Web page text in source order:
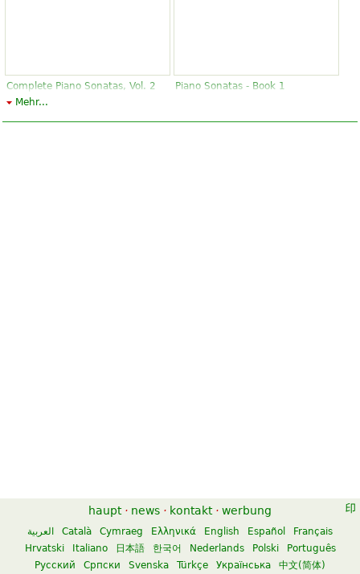
Complete Piano Sonatas, Vol. 2
$17.95
Piano Sonatas - Book 1
Mehr...
haupt · news · kontakt · werbung
العربية Català Cymraeg Ελληνικά English Español
Français
Hrvatski
Italiano 日本語 한국어 Nederlands Polski
Português
Русский
Српски Svenska Türkçe Українська 中文(简体)